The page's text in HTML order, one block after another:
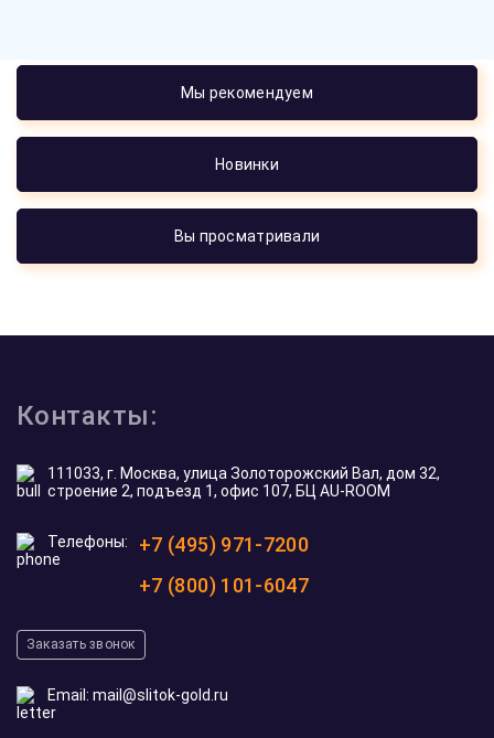
Мы рекомендуем
Новинки
Вы просматривали
Контакты:
111033, г. Москва, улица Золоторожский Вал, дом 32,
строение 2, подъезд 1, офис 107, БЦ AU-ROOM
Телефоны:
+7 (495) 971-7200
+7 (800) 101-6047
Заказать звонок
Email: mail@slitok-gold.ru